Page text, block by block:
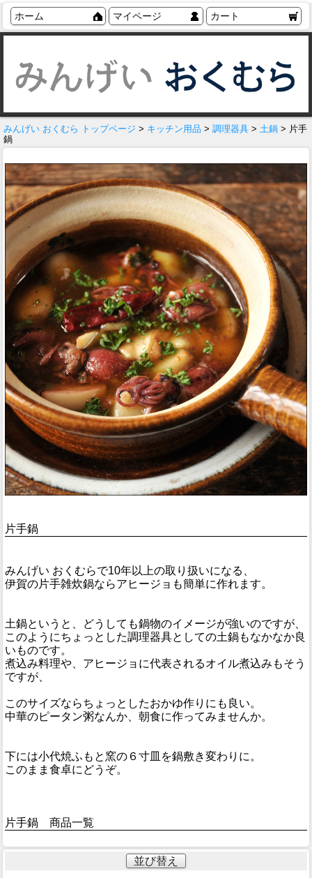
ホーム マイページ カート
みんげい おくむら トップページ > キッチン用品 > 調理器具 > 土鍋 > 片手
鍋
片手鍋
みんげい おくむらで10年以上の取り扱いになる、
伊賀の片手雑炊鍋ならアヒージョも簡単に作れます。
土鍋というと、どうしても鍋物のイメージが強いのですが、
このようにちょっとした調理器具としての土鍋もなかなか良
いものです。
煮込み料理や、アヒージョに代表されるオイル煮込みもそう
ですが、
このサイズならちょっとしたおかゆ作りにも良い。
中華のピータン粥なんか、朝食に作ってみませんか。
下には小代焼ふもと窯の６寸皿を鍋敷き変わりに。
このまま食卓にどうぞ。
片手鍋 商品一覧
並び替え